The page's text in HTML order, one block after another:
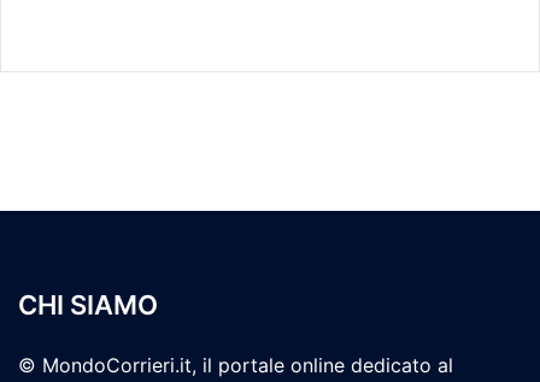
CHI SIAMO
© MondoCorrieri.it, il portale online dedicato al